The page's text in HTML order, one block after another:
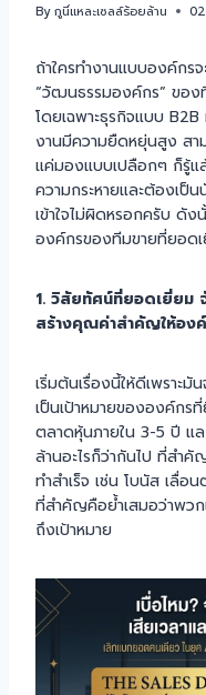
Byกูนี่แหละเซลล์ร้อยล้าน
ถ้าใครทำงานแบบองค์กร
“วัฒนธรรมองค์กร” ของ
โดยเฉพาะธุรกิจแบบ
งานมีความยืดหยุ่นสูง สา
แค่มองแบบเปลือกๆ ก็รู้แ
ความกระหายและต้องเ
เข้าใจไม่ผิดหรอกครับ ดั
องค์กรของทีมขายที่ยอด
1. วิสัยทัศน์ที่ยอดเยี่ยม
สร้างคุณค่าสำคัญให้อง
เริ่มต้นเรื่องนี้ให้ดีเพราะ
เป็นเป้าหมายขององค์กร
ตลาดหุ้นภายใน 3-5 ปี แ
ล้านอะไรก็ว่ากันไป ที่สำคั
ทำสำเร็จ เช่น โบนัส เลื่
ที่สำคัญคือย้ำเสมอว่าพว
ถึงเป้าหมาย